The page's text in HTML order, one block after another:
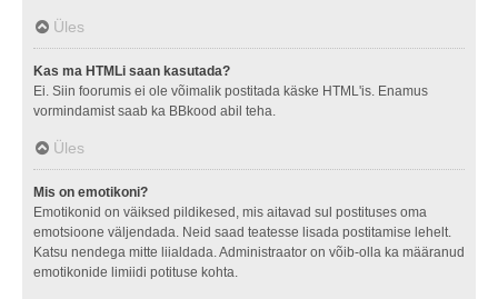
Üles
Kas ma HTMLi saan kasutada?
Ei. Siin foorumis ei ole võimalik postitada käske HTML'is. Enamus
vormindamist saab ka BBkood abil teha.
Üles
Mis on emotikoni?
Emotikonid on väiksed pildikesed, mis aitavad sul postituses oma
emotsioone väljendada. Neid saad teatesse lisada postitamise lehelt.
Katsu nendega mitte liialdada. Administraator on võib-olla ka määranud
emotikonide limiidi potituse kohta.